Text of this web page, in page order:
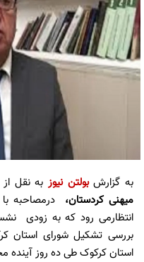
به گزارشبولتن نیوز به نقل
میهنی کردستان، درمصاحبه با
انتظارمی رود که به زودی
بررسی تشکیل شورای استان
استان کرکوک طی ده روز